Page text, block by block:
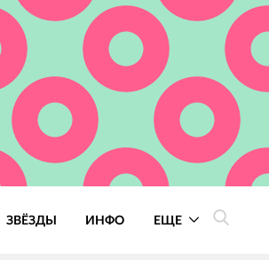
ЗВЁЗДЫ ИНФО ЕЩЕ